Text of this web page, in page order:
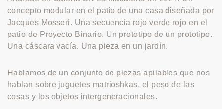
concepto modular en el patio de una casa diseñada por
Jacques Mosseri. Una secuencia rojo verde rojo en el
patio de Proyecto Binario. Un prototipo de un prototipo.
Una cáscara vacía. Una pieza en un jardín.
Hablamos de un conjunto de piezas apilables que nos
hablan sobre juguetes matrioshkas, el peso de las
cosas y los objetos intergeneracionales.